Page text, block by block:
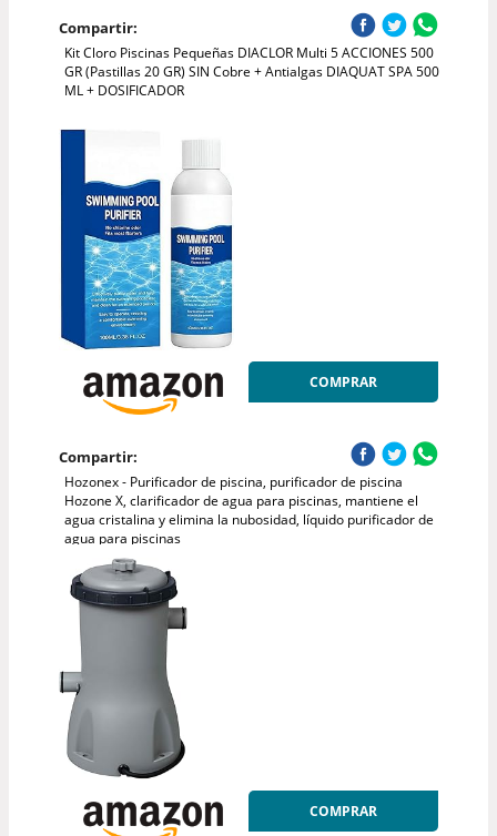
Compartir:
Kit Cloro Piscinas Pequeñas DIACLOR Multi 5 ACCIONES 500
GR (Pastillas 20 GR) SIN Cobre + Antialgas DIAQUAT SPA 500
ML + DOSIFICADOR
COMPRAR
Compartir:
Hozonex - Purificador de piscina, purificador de piscina
Hozone X, clarificador de agua para piscinas, mantiene el
agua cristalina y elimina la nubosidad, líquido purificador de
agua para piscinas
COMPRAR